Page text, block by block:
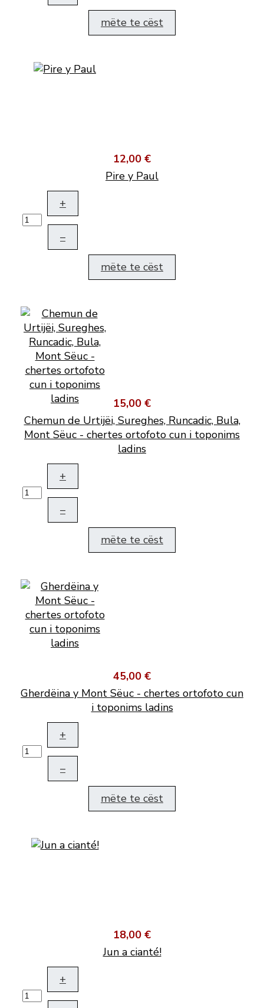
mëte te cëst
12,00 €
Pire y Paul
+
–
mëte te cëst
15,00 €
Chemun de Urtijëi, Sureghes, Runcadic, Bula,
Mont Sëuc - chertes ortofoto cun i toponims
ladins
+
–
mëte te cëst
45,00 €
Gherdëina y Mont Sëuc - chertes ortofoto cun
i toponims ladins
+
–
mëte te cëst
18,00 €
Jun a cianté!
+